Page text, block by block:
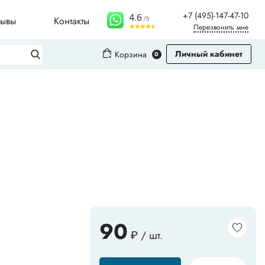
Контакты +7 (495)-147-47-10
Перезвонить мне
Сопутствующие товары
Корзина 0
Личный кабинет
90 ₽ / шт.